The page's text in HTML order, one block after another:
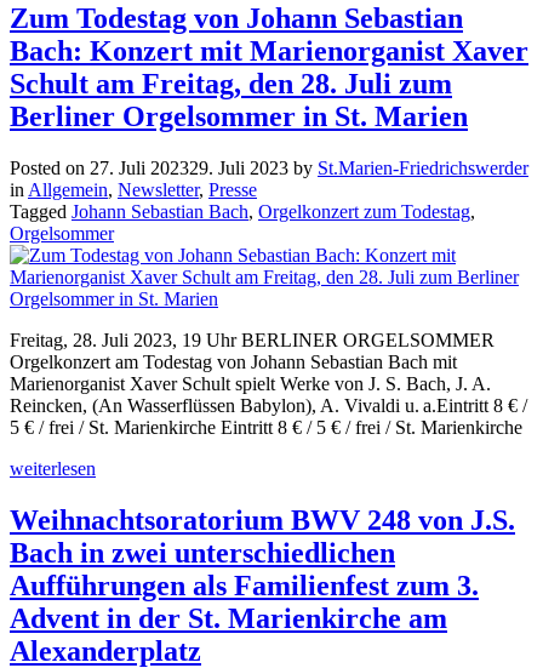
Zum Todestag von Johann Sebastian
Bach: Konzert mit Marienorganist Xaver
Schult am Freitag, den 28. Juli zum
Berliner Orgelsommer in St. Marien
Posted on 27. Juli 202329. Juli 2023 by St.Marien-Friedrichswerder
in Allgemein, Newsletter, Presse
Tagged Johann Sebastian Bach, Orgelkonzert zum Todestag,
Orgelsommer
Freitag, 28. Juli 2023, 19 Uhr BERLINER ORGELSOMMER
Orgelkonzert am Todestag von Johann Sebastian Bach mit
Marienorganist Xaver Schult spielt Werke von J. S. Bach, J. A.
Reincken, (An Wasserflüssen Babylon), A. Vivaldi u. a.Eintritt 8 € /
5 € / frei / St. Marienkirche Eintritt 8 € / 5 € / frei / St. Marienkirche
weiterlesen
Weihnachtsoratorium BWV 248 von J.S.
Bach in zwei unterschiedlichen
Aufführungen als Familienfest zum 3.
Advent in der St. Marienkirche am
Alexanderplatz